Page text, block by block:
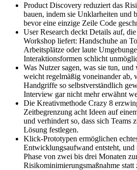
Product Discovery reduziert das
bauen, indem sie Unklarheiten und
bevor eine einzige Zeile Code
User Research deckt Details auf,
Workshop liefert: Handschuhe an
Arbeitsplätze oder laute
Interaktionsformen schlicht
Was Nutzer sagen, was sie tun, und
weicht regelmäßig voneinander ab,
Handgriffe so selbstverständlich
Interview gar nicht mehr erwähnt
Die Kreativmethode Crazy 8
Zeitbegrenzung acht Ideen auf
und verhindert so, dass sich Teams
Lösung festlegen.
Klick-Prototypen ermöglichen
Entwicklungsaufwand entsteht,
Phase von zwei bis drei Monaten
Risikominimierungsmaßnahme statt